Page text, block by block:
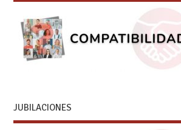
JUBILACIONES